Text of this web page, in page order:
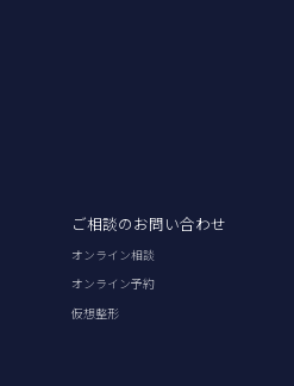
ご相談のお問い合わせ
オンライン相談
オンライン予約
仮想整形